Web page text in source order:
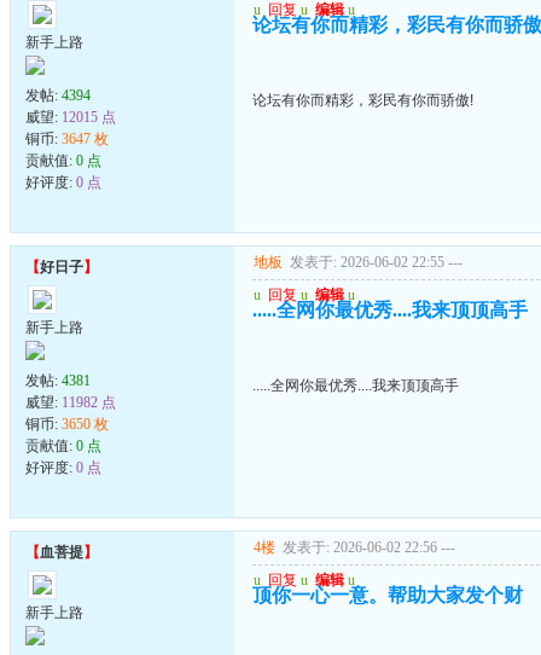
新手上路
发帖: 4394
威望: 12015 点
铜币: 3647 枚
贡献值: 0 点
好评度: 0 点
u 回复 u 编辑 u
论坛有你而精彩，彩民有你而骄
论坛有你而精彩，彩民有你而骄傲!
【好日子】
新手上路
发帖: 4381
威望: 11982 点
铜币: 3650 枚
贡献值: 0 点
好评度: 0 点
地板 发表于: 2026-06-02 22:55 ---
u 回复 u 编辑 u
.....全网你最优秀....我来顶顶高手
.....全网你最优秀....我来顶顶高手
【血菩提】
新手上路
4楼 发表于: 2026-06-02 22:56 ---
u 回复 u 编辑 u
顶你一心一意。帮助大家发个财